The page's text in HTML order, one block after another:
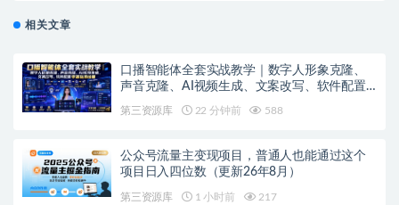
相关文章
口播智能体全套实战教学｜数字人形象克隆、
声音克隆、AI视频生成、文案改写、软件配置
零基础落地课
第三资源库 22 分钟前 588
公众号流量主变现项目，普通人也能通过这个
项目日入四位数（更新26年8月）
第三资源库 1 小时前 217